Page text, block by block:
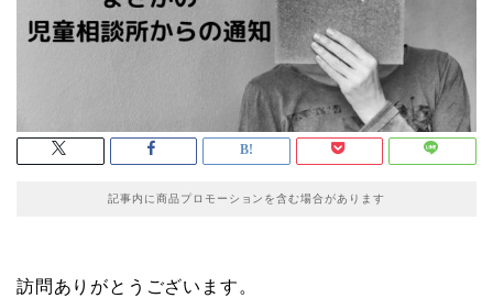
記事内に商品プロモーションを含む場合があります
訪問ありがとうございます。